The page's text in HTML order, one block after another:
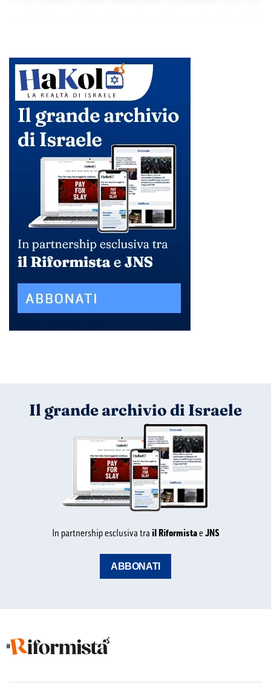
Il grande archivio di Israele
In partnership esclusiva tra il RiformistaeJNS
ABBONATI